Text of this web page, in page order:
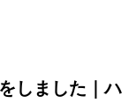
しました｜ハ